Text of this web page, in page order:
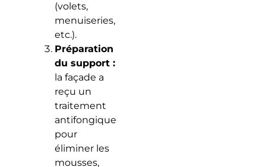
(volets,
menuiseries,
etc.).
Préparation
du support :
la façade a
reçu un
traitement
antifongique
pour
éliminer les
mousses,